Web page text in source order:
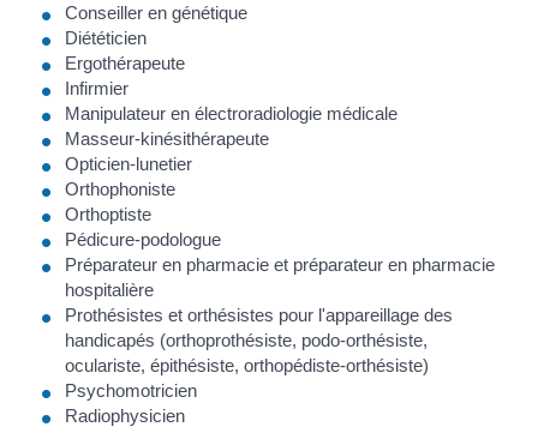
Conseiller en génétique
Diététicien
Ergothérapeute
Infirmier
Manipulateur en électroradiologie médicale
Masseur-kinésithérapeute
Opticien-lunetier
Orthophoniste
Orthoptiste
Pédicure-podologue
Préparateur en pharmacie et préparateur en pharmacie
hospitalière
Prothésistes et orthésistes pour l'appareillage des
handicapés (orthoprothésiste, podo-orthésiste,
oculariste, épithésiste, orthopédiste-orthésiste)
Psychomotricien
Radiophysicien